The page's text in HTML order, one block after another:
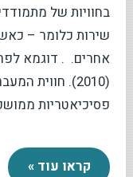
בחוויות של
שירות כלומר –
אחרים. . דוגמא
(2010). חווית
פסיכיאטריות
קראו עוד »